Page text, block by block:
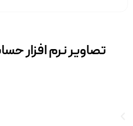
تصاویر نرم افزار